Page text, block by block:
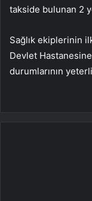
takside bulunan 2
Sağlık ekiplerinin
Devlet Hastanesine
durumlarının